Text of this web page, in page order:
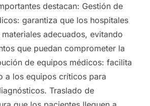
destacan: Gestión de
garantiza que los hospitales
adecuados, evitando
que puedan comprometer la
de equipos médicos: facilita
a los equipos críticos para
Traslado de